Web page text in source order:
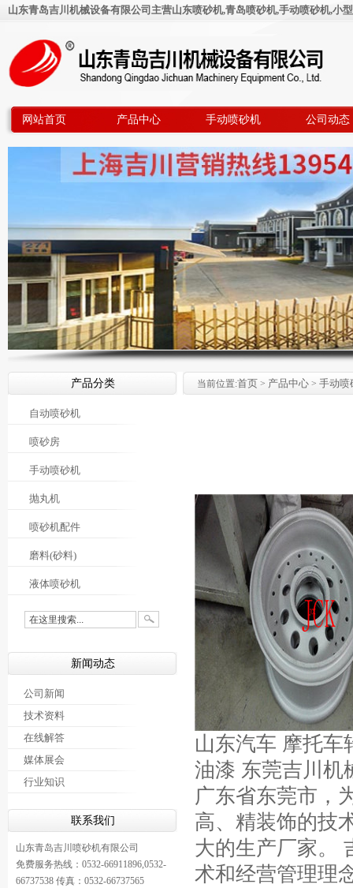
山东青岛吉川机械设备有限公司主营山东喷砂机,青岛喷砂机,手动喷砂机,小
网站首页 产品中心 手动喷砂机 公司动态
产品分类
自动喷砂机
喷砂房
手动喷砂机
抛丸机
喷砂机配件
磨料(砂料)
液体喷砂机
新闻动态
公司新闻
技术资料
在线解答
媒体展会
行业知识
联系我们
山东青岛吉川喷砂机有限公司
免费服务热线：0532-66911896,0532-
66737538 传真：0532-66737565
当前位置:首页 > 产品中心 > 手动喷
山东汽车 摩托车
油漆 东莞吉川机
广东省东莞市，
高、精装饰的技
大的生产厂家。
术和经营管理理